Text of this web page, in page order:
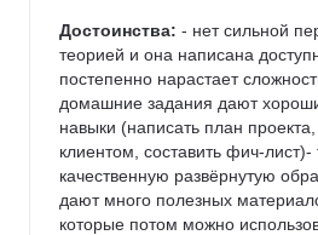
Достоинства: - нет сильной
теорией и она написана
постепенно нарастает
домашние задания дают
навыки (написать план
клиентом, составить фич-
качественную развёрнутую
дают много полезных
которые потом можно